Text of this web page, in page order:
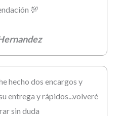
💯
hecho dos encargos y
entrega y rápidos...volveré
sin duda